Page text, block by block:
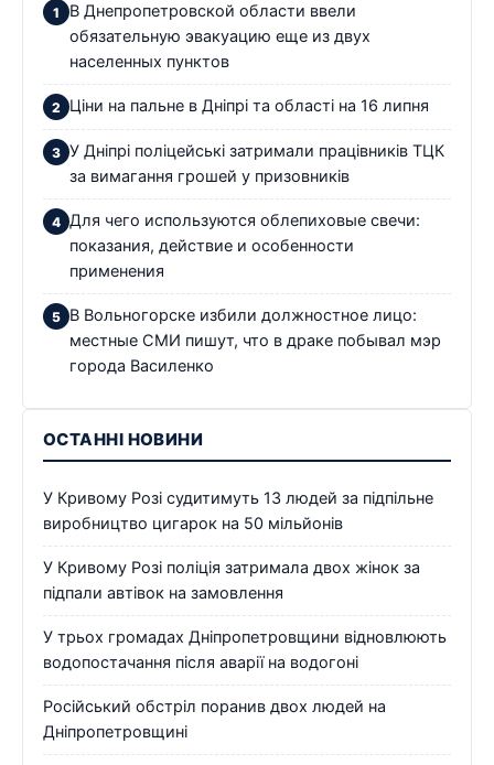
В Днепропетровской области ввели
обязательную эвакуацию еще из двух
населенных пунктов
Ціни на пальне в Дніпрі та області на 16 липня
У Дніпрі поліцейські затримали працівників ТЦК
за вимагання грошей у призовників
Для чего используются облепиховые свечи:
показания, действие и особенности
применения
В Вольногорске избили должностное лицо:
местные СМИ пишут, что в драке побывал мэр
города Василенко
ОСТАННІ НОВИНИ
У Кривому Розі судитимуть 13 людей за підпільне
виробництво цигарок на 50 мільйонів
У Кривому Розі поліція затримала двох жінок за
підпали автівок на замовлення
У трьох громадах Дніпропетровщини відновлюють
водопостачання після аварії на водогоні
Російський обстріл поранив двох людей на
Дніпропетровщині